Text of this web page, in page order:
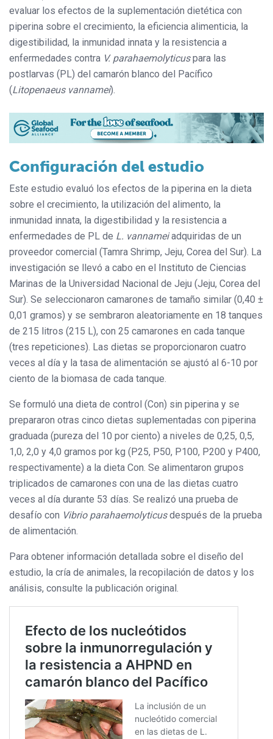
evaluar los efectos de la suplementación dietética con
piperina sobre el crecimiento, la eficiencia alimenticia, la
digestibilidad, la inmunidad innata y la resistencia a
enfermedades contra V. parahaemolyticuspara las
postlarvas (PL) del camarón blanco del Pacífico
(Litopenaeus vannamei).
Configuración del estudio
Este estudio evaluó los efectos de la piperina en la dieta
sobre el crecimiento, la utilización del alimento, la
inmunidad innata, la digestibilidad y la resistencia a
enfermedades de PL de L. vannameiadquiridas de un
proveedor comercial (Tamra Shrimp, Jeju, Corea del Sur). La
investigación se llevó a cabo en el Instituto de Ciencias
Marinas de la Universidad Nacional de Jeju (Jeju, Corea del
Sur). Se seleccionaron camarones de tamaño similar (0,40 ±
0,01 gramos) y se sembraron aleatoriamente en 18 tanques
de 215 litros (215 L), con 25 camarones en cada tanque
(tres repeticiones). Las dietas se proporcionaron cuatro
veces al día y la tasa de alimentación se ajustó al 6-10 por
ciento de la biomasa de cada tanque.
Se formuló una dieta de control (Con) sin piperina y se
prepararon otras cinco dietas suplementadas con piperina
graduada (pureza del 10 por ciento) a niveles de 0,25, 0,5,
1,0, 2,0 y 4,0 gramos por kg (P25, P50, P100, P200 y P400,
respectivamente) a la dieta Con. Se alimentaron grupos
triplicados de camarones con una de las dietas cuatro
veces al día durante 53 días. Se realizó una prueba de
desafío con Vibrio parahaemolyticusdespués de la prueba
de alimentación.
Para obtener información detallada sobre el diseño del
estudio, la cría de animales, la recopilación de datos y los
análisis, consulte la publicación original.